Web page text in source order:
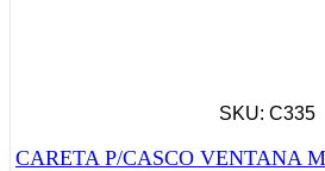
SKU: C335
CARETA P/CASCO VENTANA